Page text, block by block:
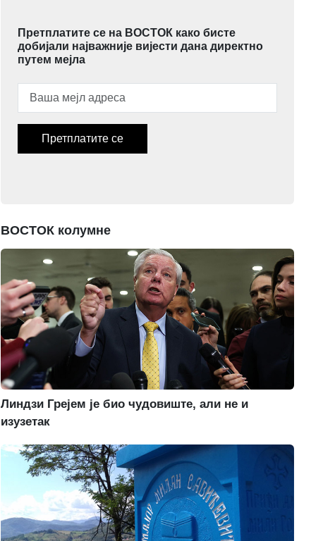
Претплатите се на ВОСТОК како бисте
добијали најважније вијести дана директно
путем мејла
Претплатите се
ВОСТОК колумне
Линдзи Грејем је био чудовиште, али не и
изузетак